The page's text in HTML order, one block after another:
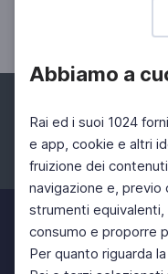
Abbiamo a
Rai ed i suoi 1024
e app, cookie e altri
fruizione dei
navigazione e,
strumenti equivalenti,
consumo e proporre
Per quanto riguarda
Facebook